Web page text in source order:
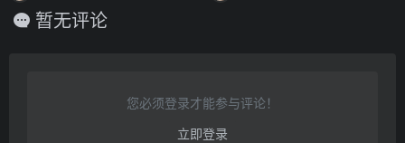
暂无评论
您必须登录才能参与评论！
立即登录